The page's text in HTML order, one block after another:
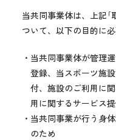
当共同事業体は、上記｢
ついて、以下の目的に
・当共同事業体が管理
登録、当スポーツ施
付、施設のご利用に
用に関するサービス
・当共同事業が行う身
のため